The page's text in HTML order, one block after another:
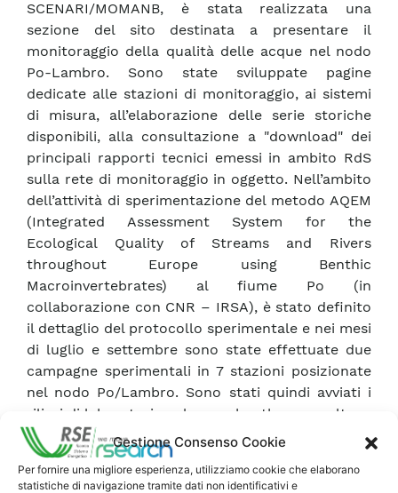
Gestione Consenso Cookie
Per fornire una migliore esperienza, utilizziamo cookie che elaborano
statistiche di navigazione tramite dati non identificativi e
SCENARI/MOMANB, è stata realizzata una
sezione del sito destinata a presentare il
monitoraggio della qualità delle acque nel nodo
Po-Lambro. Sono state sviluppate pagine
dedicate alle stazioni di monitoraggio, ai sistemi
di misura, all’elaborazione delle serie storiche
disponibili, alla consultazione a "download" dei
principali rapporti tecnici emessi in ambito RdS
sulla rete di monitoraggio in oggetto. Nell’ambito
dell’attività di sperimentazione del metodo AQEM
(Integrated Assessment System for the
Ecological Quality of Streams and Rivers
throughout Europe using Benthic
Macroinvertebrates) al fiume Po (in
collaborazione con CNR – IRSA), è stato definito
il dettaglio del protocollo sperimentale e nei mesi
di luglio e settembre sono state effettuate due
campagne sperimentali in 7 stazioni posizionate
nel nodo Po/Lambro. Sono stati quindi avviati i
rilievi di laboratorio sul macrobenthos raccolto.
Scarica Rapporto